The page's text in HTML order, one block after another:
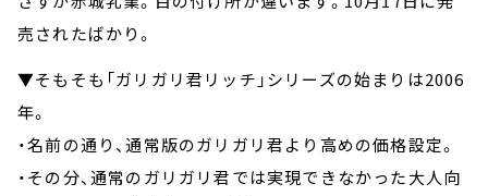
売されたばかり。
▼そもそも「ガリガリ君リッチ」シリーズの始まりは2006
年。
・名前の通り、通常版のガリガリ君より高めの価格設定。
・その分、通常のガリガリ君では実現できなかった大人向